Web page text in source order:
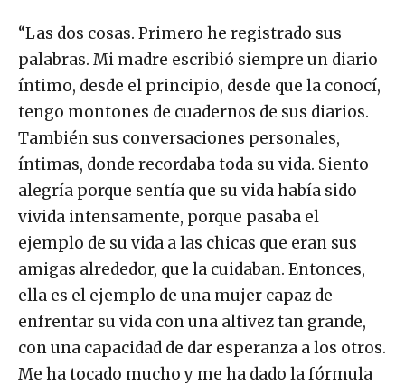
“Las dos cosas. Primero he registrado sus
palabras. Mi madre escribió siempre un diario
íntimo, desde el principio, desde que la conocí,
tengo montones de cuadernos de sus diarios.
También sus conversaciones personales,
íntimas, donde recordaba toda su vida. Siento
alegría porque sentía que su vida había sido
vivida intensamente, porque pasaba el
ejemplo de su vida a las chicas que eran sus
amigas alrededor, que la cuidaban. Entonces,
ella es el ejemplo de una mujer capaz de
enfrentar su vida con una altivez tan grande,
con una capacidad de dar esperanza a los otros.
Me ha tocado mucho y me ha dado la fórmula